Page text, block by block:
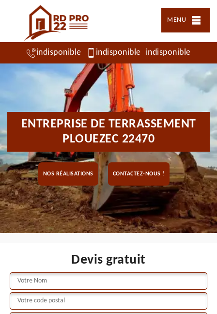
MENU
indisponible indisponible indisponible
ENTREPRISE DE TERRASSEMENT
PLOUEZEC 22470
NOS RÉALISATIONS CONTACTEZ-NOUS !
Devis gratuit